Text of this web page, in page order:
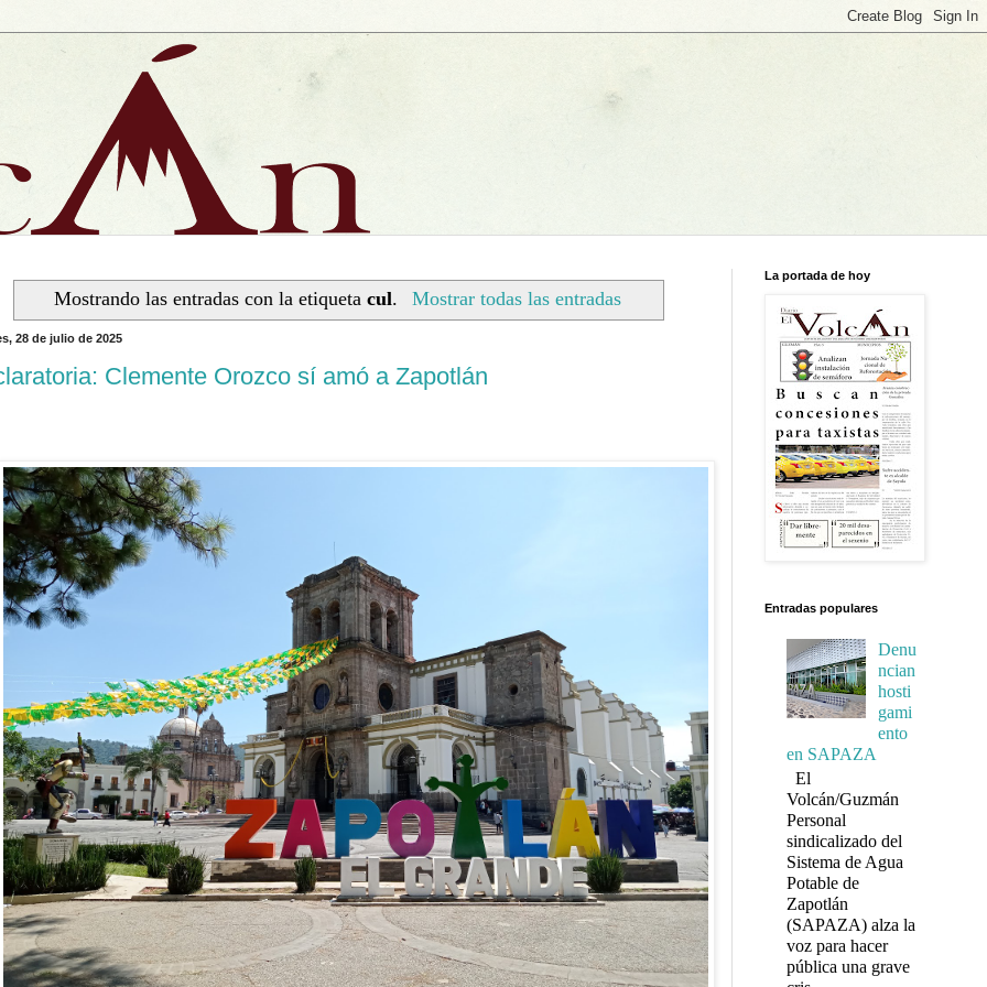
Mostrando las entradas con la etiquetacul. Mostrar todas las entradas
28 de julio de 2025
Clemente Orozco sí amó a Zapotlán
La portada de hoy
Entradas populares
Denu
ncian
hosti
gami
ento
en SAPAZA
El
Volcán/Guzmán
Personal
sindicalizado del
Sistema de Agua
Potable de
Zapotlán
(SAPAZA) alza la
voz para hacer
pública una grave